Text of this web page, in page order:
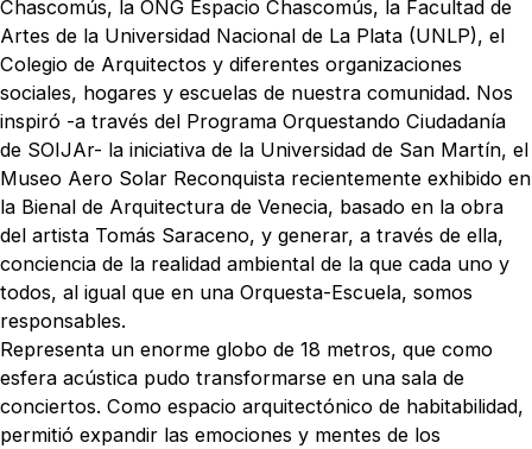
Chascomús, la ONG Espacio Chascomús, la Facultad de
Artes de la Universidad Nacional de La Plata (UNLP), el
Colegio de Arquitectos y diferentes organizaciones
sociales, hogares y escuelas de nuestra comunidad. Nos
inspiró -a través del Programa Orquestando Ciudadanía
de SOIJAr- la iniciativa de la Universidad de San Martín, el
Museo Aero Solar Reconquista recientemente exhibido en
la Bienal de Arquitectura de Venecia, basado en la obra
del artista Tomás Saraceno, y generar, a través de ella,
conciencia de la realidad ambiental de la que cada uno y
todos, al igual que en una Orquesta-Escuela, somos
responsables.
Representa un enorme globo de 18 metros, que como
esfera acústica pudo transformarse en una sala de
conciertos. Como espacio arquitectónico de habitabilidad,
permitió expandir las emociones y mentes de los